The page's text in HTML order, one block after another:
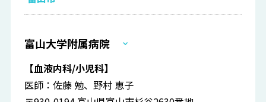
富山大学附属病院
【血液内科/小児科】
医師：佐藤 勉、野村 恵子